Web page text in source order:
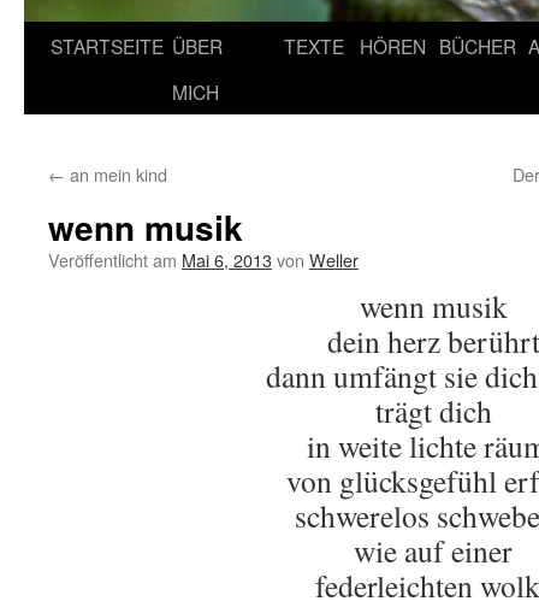
STARTSEITE ÜBER
MICH
TEXTE HÖREN BÜCHER
← an mein kind
wenn musik
Veröffentlicht am Mai 6, 2013von Weller
wenn musik
dein herz berührt
dann umfängt sie
trägt dich
in weite lichte
von glücksgefühl
schwerelos
wie auf einer
federleichten